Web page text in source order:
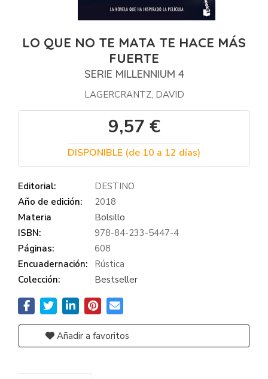
LO QUE NO TE MATA TE HACE MÁS
FUERTE
SERIE MILLENNIUM 4
LAGERCRANTZ, DAVID
9,57 €
DISPONIBLE (de 10 a 12 días)
Editorial:
DESTINO
Año de edición:
2018
Materia
Bolsillo
ISBN:
978-84-233-5447-4
Páginas:
608
Encuadernación:
Rústica
Colección:
Bestseller
Añadir a favoritos